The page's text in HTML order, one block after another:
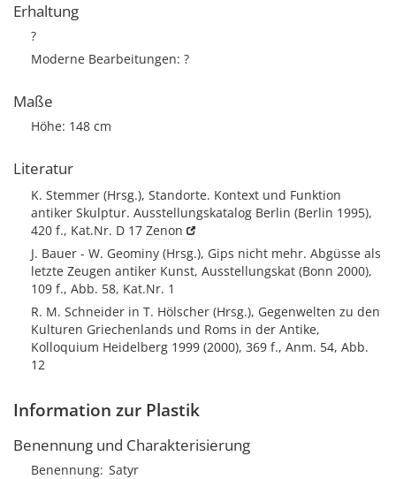
Erhaltung
?
Moderne Bearbeitungen: ?
Maße
Höhe: 148 cm
Literatur
K. Stemmer (Hrsg.), Standorte. Kontext und Funktion
antiker Skulptur. Ausstellungskatalog Berlin (Berlin 1995),
420 f., Kat.Nr. D 17 Zenon
J. Bauer - W. Geominy (Hrsg.), Gips nicht mehr. Abgüsse als
letzte Zeugen antiker Kunst, Ausstellungskat (Bonn 2000),
109 f., Abb. 58, Kat.Nr. 1
R. M. Schneider in T. Hölscher (Hrsg.), Gegenwelten zu den
Kulturen Griechenlands und Roms in der Antike,
Kolloquium Heidelberg 1999 (2000), 369 f., Anm. 54, Abb.
12
Information zur Plastik
Benennung und Charakterisierung
Benennung Satyr